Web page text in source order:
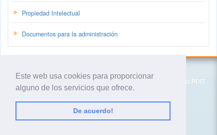
Este web usa cookies para proporcionar
alguno de los servicios que ofrece.
De acuerdo!
Propiedad Intelectual
Documentos para la administración
Isigma Asesoría Tecnológica, S.L.
PMT - Parc Mediterrani de la Tecnologia (Parc UPC), Edifici RDIT
Esteve Terrades, 1 -08060Castelldefels (Barcelona)
(+34) 93 606 49 16
© 2020 Isigma Asesoría Tecnológica, S.L.